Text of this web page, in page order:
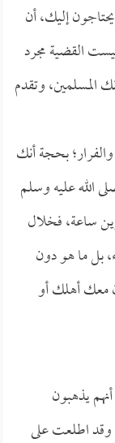
إليك، أن
القضية مجرد
المسلمين، وتقدم
بحجة أنك
الله عليه وسلم
ساعة، فخلال
بل ما هو دون
معك أهلك أو
يذهبون
اطلعت على